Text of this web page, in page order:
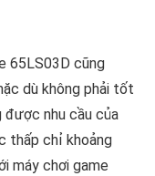
65LS03D cũng
dù không phải tốt
được nhu cầu của
thấp chỉ khoảng
máy chơi game